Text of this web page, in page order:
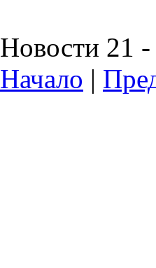
Новости 21
Начало |